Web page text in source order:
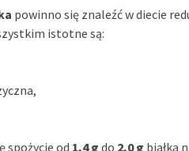
powinno się znaleźć w diecie
istotne są:
spożycie od 1,4 g do 2,0 g białka